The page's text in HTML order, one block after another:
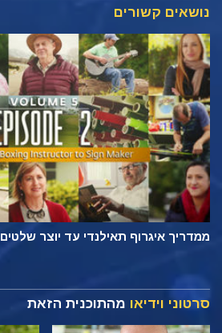
נושאים קשורים
ממדריך איגרוף תאילנדי עד יוצר שלטים
סרטוני וידיאו מהתוכנית הזאת